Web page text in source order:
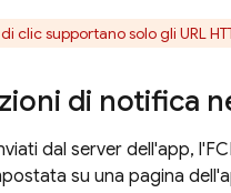
clic supportano solo gli URL
di notifica
dal server dell'app, l'
su una pagina